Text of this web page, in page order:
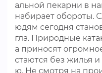
альной пекарни в
набирает обороты.
юдям сегодня
гла. Природные
а приносят
стаются без жилья
ю. Не смотря на